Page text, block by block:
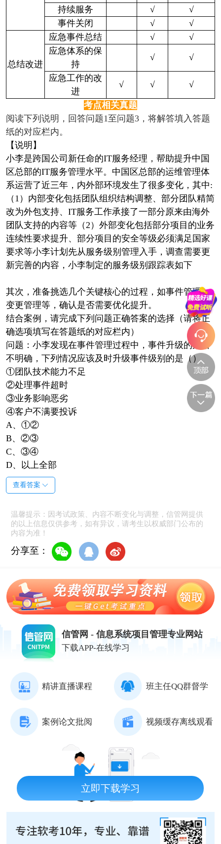
持续服务
√
√
事件关闭
√ √
总结改进
应急事件总结 √
√
应急体系的保
持
√ √
应急工作的改
进
√ √ √
考点相关真题
阅读下列说明，回答问题1至问题3，将解答填入答题
纸的对应栏内。
【说明】
小李是跨国公司新任命的IT服务经理，帮助提升中国
区总部的IT服务管理水平。中国区总部的运维管理体
系运营了近三年，内外部环境发生了很多变化，其中:
（1）内部变化包括团队组织结构调整、部分团队精简
改为外包支持、IT服务工作承接了一部分原来由海外
团队支持的内容等（2）外部变化包括部分项目的业务
连续性要求提升、部分项目的安全等级必须满足国家
要求等小李计划先从服务级别管理入手，调查需要更
新完善的内容，小李制定的服务级别跟踪表如下
其次，准备挑选几个关键核心的过程，如事件管理、
变更管理等，确认是否需要优化提升。
结合案例，请完成下列问题正确答案的选择（请将正
确选项填写在答题纸的对应栏内）
问题：小李发现在事件管理过程中，事件升级的策略
不明确，下列情况应该及时升级事件级别的是（）
①团队技术能力不足
②处理事件超时
③业务影响恶劣
④客户不满要投诉
A、①②
B、②③
C、③④
D、以上全部
查看答案
温馨提示：因考试政策、内容不断变化与调整，信管网提供
的以上信息仅供参考，如有异议，请考生以权威部门公布的
内容为准！
分享至：
信管网 - 信息系统项目管理专业网站
下载APP-在线学习
精讲直播课程 班主任QQ群督学
案例论文批阅 视频缓存离线观看
立即下载学习